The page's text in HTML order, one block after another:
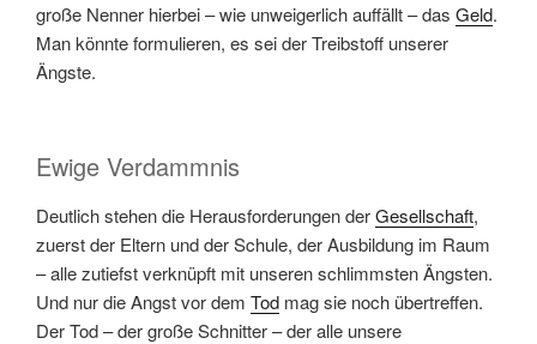
große Nenner hierbei – wie unweigerlich auffällt – das Geld.
Man könnte formulieren, es sei der Treibstoff unserer
Ängste.
Ewige Verdammnis
Deutlich stehen die Herausforderungen derGesellschaft,
zuerst der Eltern und der Schule, der Ausbildung im Raum
– alle zutiefst verknüpft mit unseren schlimmsten Ängsten.
Und nur die Angst vor dem Tod mag sie noch übertreffen.
Der Tod – der große Schnitter – der alle unsere